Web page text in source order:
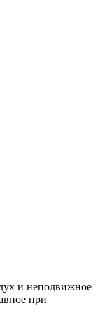
и неподвижное
при